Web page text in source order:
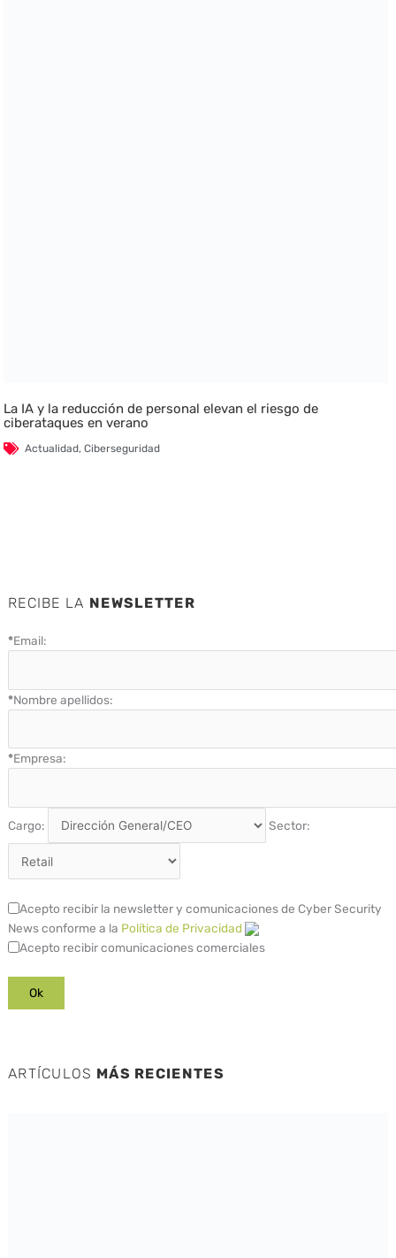
La IA y la reducción de personal elevan el riesgo de
ciberataques en verano
Actualidad,Ciberseguridad
RECIBE LA NEWSLETTER
*Email:
*Nombre apellidos:
*Empresa:
Cargo: Sector:
Acepto recibir la newsletter y comunicaciones de Cyber Security
News conforme a la Política de Privacidad
Acepto recibir comunicaciones comerciales
ARTÍCULOS MÁS RECIENTES